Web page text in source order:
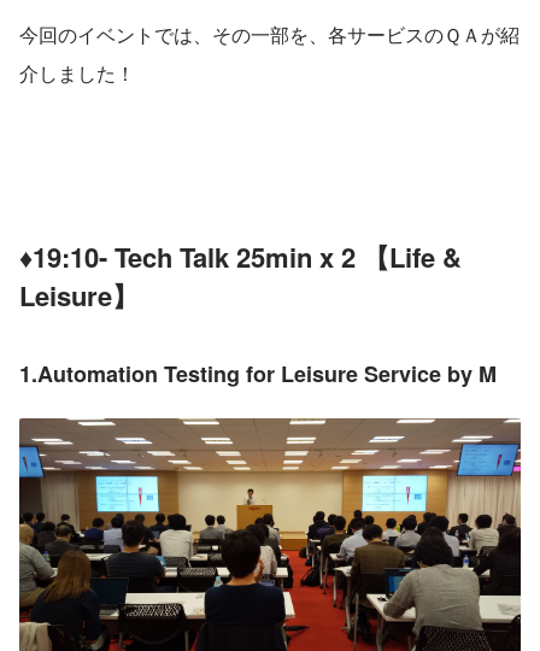
今回のイベントでは、その一部を、各サービスのＱＡが紹
介しました！
♦19:10- Tech Talk 25min x 2 【Life &
Leisure】
1.Automation Testing for Leisure Service by M